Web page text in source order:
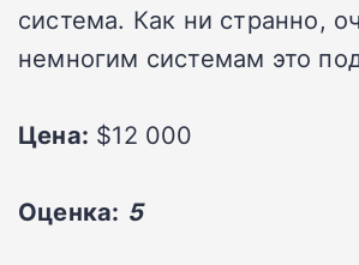
система. Как ни странно,
немногим системам это
Цена: $12 000
Оценка: 5